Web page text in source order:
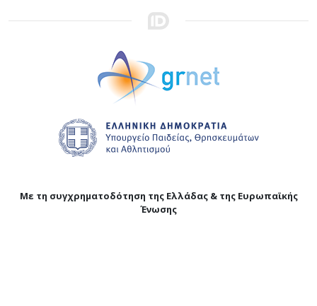
Με τη συγχρηματοδότηση της Ελλάδας & της Ευρωπαϊκής
Ένωσης